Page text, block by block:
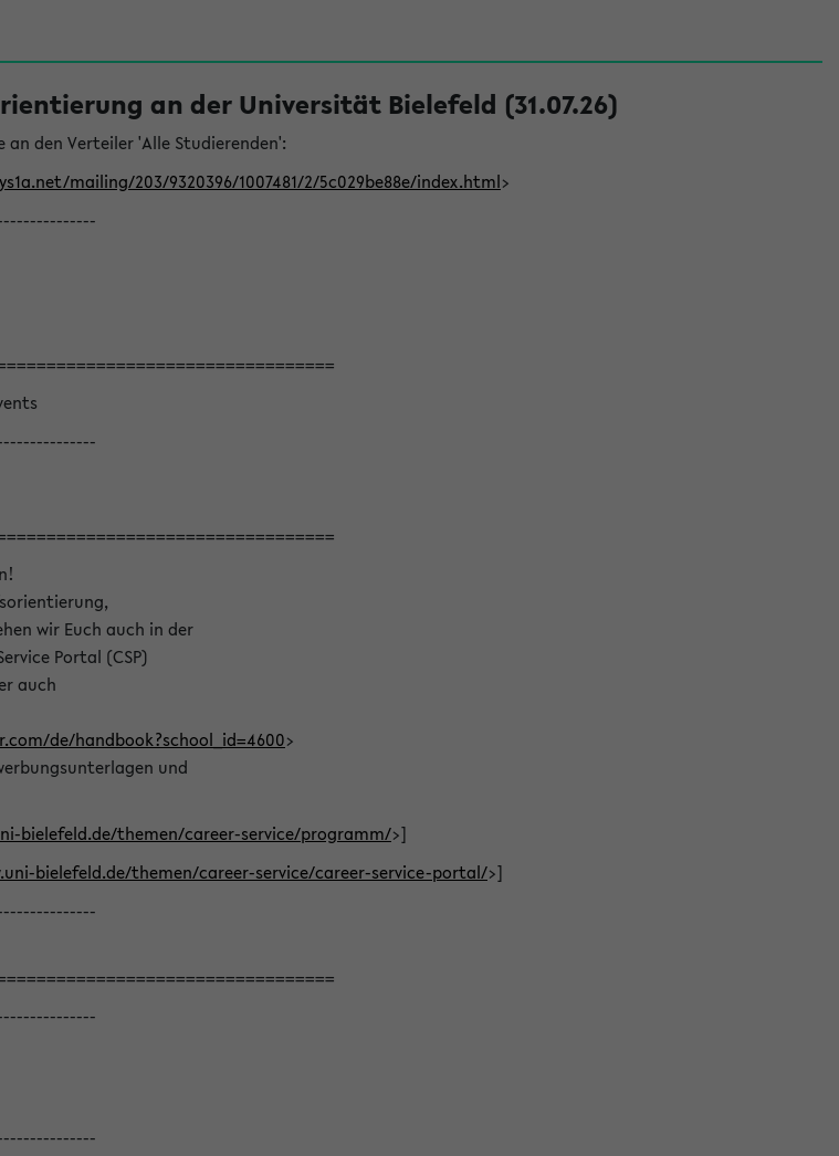
an der Universität Bielefeld (31.07.26)
den Verteiler 'Alle Studierenden':
mailing/203/9320396/1007481/2/5c029be88e/index.html>
wir Euch auch in der
Portal (CSP)
auch
de/handbook?school_id=4600>
und
bielefeld.de/themen/career-service/programm/>]
bielefeld.de/themen/career-service/career-service-portal/>]